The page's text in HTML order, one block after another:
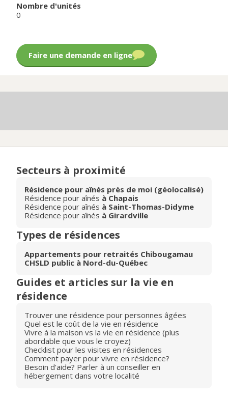
Nombre d'unités
0
Faire une demande en ligne
Secteurs à proximité
Résidence pour aînés près de moi (géolocalisé)
Résidence pour aînés à Chapais
Résidence pour aînés à Saint-Thomas-Didyme
Résidence pour aînés à Girardville
Types de résidences
Appartements pour retraités Chibougamau
CHSLD public à Nord-du-Québec
Guides et articles sur la vie en
résidence
Trouver une résidence pour personnes âgées
Quel est le coût de la vie en résidence
Vivre à la maison vs la vie en résidence (plus
abordable que vous le croyez)
Checklist pour les visites en résidences
Comment payer pour vivre en résidence?
Besoin d'aide? Parler à un conseiller en
hébergement dans votre localité